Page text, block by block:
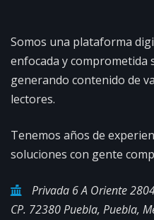
Somos una plataforma
enfocada y comprometida
generando contenido de
lectores.
Tenemos años de
soluciones con gente
Privada 6 A Oriente
CP. 72380 Puebla, Puebla,